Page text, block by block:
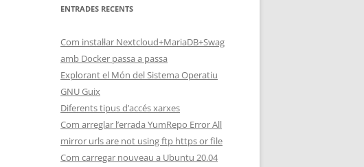
ENTRADES RECENTS
Com instal·lar Nextcloud+MariaDB+Swag
amb Docker passa a passa
Explorant el Món del Sistema Operatiu
GNU Guix
Diferents tipus d’accés xarxes
Com arreglar l’errada YumRepo Error All
mirror urls are not using ftp https or file
Com carregar nouveau a Ubuntu 20.04